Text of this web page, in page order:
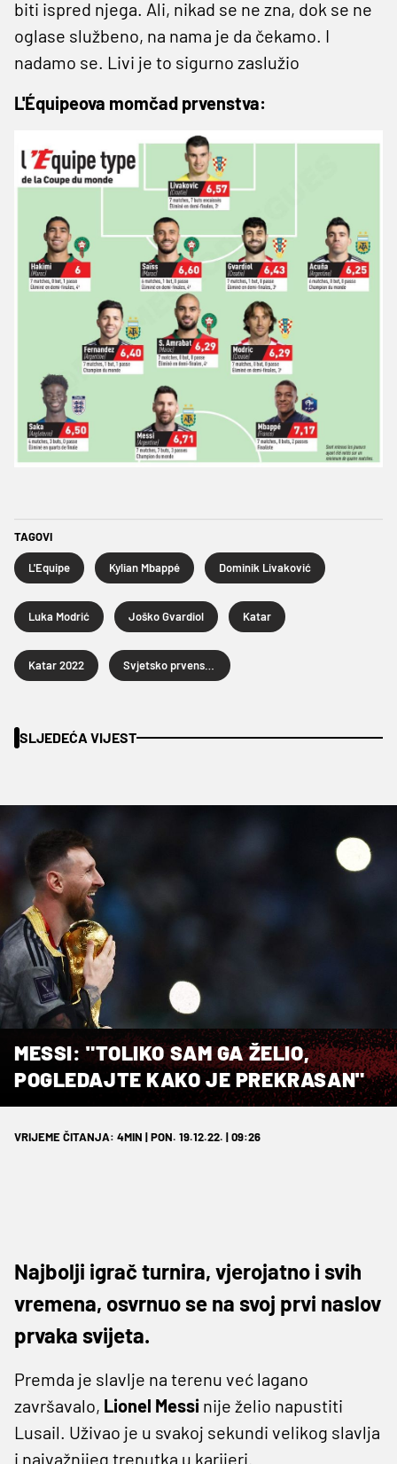
biti ispred njega. Ali, nikad se ne zna, dok se ne
oglase službeno, na nama je da čekamo. I
nadamo se. Livi je to sigurno zaslužio
L'Équipeova momčad prvenstva:
TAGOVI
L'Equipe Kylian Mbappé Dominik Livaković
Luka Modrić Joško Gvardiol Katar
Katar 2022 Svjetsko prvenstvo u nogometu Katar 2022.
SLJEDEĆA VIJEST
MESSI: "TOLIKO SAM GA ŽELIO,
POGLEDAJTE KAKO JE PREKRASAN"
VRIJEME ČITANJA: 4MIN | PON. 19.12.22. | 09:26
Najbolji igrač turnira, vjerojatno i svih
vremena, osvrnuo se na svoj prvi naslov
prvaka svijeta.
Premda je slavlje na terenu već lagano
završavalo, Lionel Messi nije želio napustiti
Lusail. Uživao je u svakoj sekundi velikog slavlja
i najvažnijeg trenutka u karijeri.